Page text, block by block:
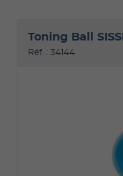
Toning Ball
Réf. : 34144